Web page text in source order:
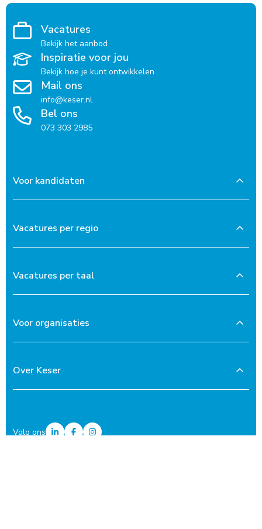
Vacatures
Bekijk het aanbod
Inspiratie voor jou
Bekijk hoe je kunt ontwikkelen
Mail ons
info@keser.nl
Bel ons
073 303 2985
Voor kandidaten
Vacatures per regio
Vacatures per taal
Voor organisaties
Over Keser
Volg ons